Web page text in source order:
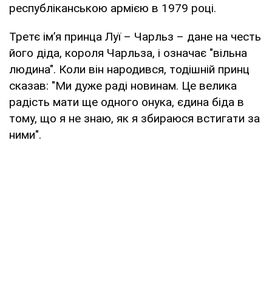
республіканською армією в 1979 році.
Третє імʼя принца Луї – Чарльз – дане на честь
його діда, короля Чарльза, і означає "вільна
людина". Коли він народився, тодішній принц
сказав: "Ми дуже раді новинам. Це велика
радість мати ще одного онука, єдина біда в
тому, що я не знаю, як я збираюся встигати за
ними".